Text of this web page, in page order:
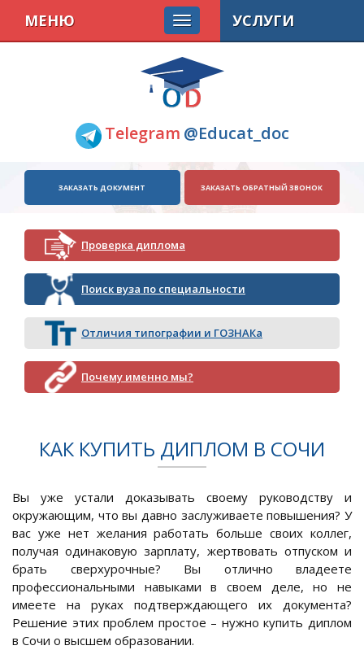
Telegram @Educat_doc
МЕНЮ
ЗАКАЗАТЬ ДОКУМЕНТ ЗАКАЗАТЬ ОБРАТНЫЙ ЗВОНОК
Проверка диплома
Поиск вуза по специальности
Отличия типографии и ГОЗНАКа
Почему именно мы?
УСЛУГИ
КАК КУПИТЬ ДИПЛОМ В СОЧИ
Вы уже устали доказывать своему руководству и
окружающим, что вы давно заслуживаете повышения? У
вас уже нет желания работать больше своих коллег,
получая одинаковую зарплату, жертвовать отпуском и
брать сверхурочные? Вы отлично владеете
профессиональными навыками в своем деле, но не
имеете на руках подтверждающего их документа?
Решение этих проблем простое – нужно купить диплом
в Сочи о высшем образовании.